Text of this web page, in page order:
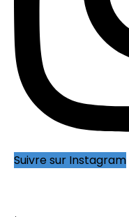
Suivre sur Instagram